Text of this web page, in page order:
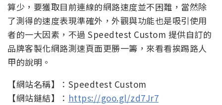
算少，要獲取目前連線的網路速度並不困難，當然除
了測得的速度表現準確外，外觀與功能也是吸引使用
者的一大因素，不過 Speedtest Custom 提供自訂的
品牌客製化網路測速頁面更勝一籌，來看看挨踢路人
甲的說明。
【網站名稱】：Speedtest Custom
【網站鏈結】： https://goo.gl/zd7Jr7